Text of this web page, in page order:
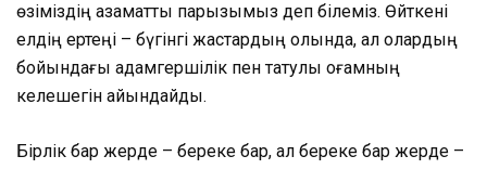
өзіміздің азаматтық парызымыз деп білеміз. Өйткені
елдің ертеңі – бүгінгі жастардың қолында, ал олардың
бойындағы адамгершілік пен татулық қоғамның
келешегін айқындайды.
Бірлік бар жерде – береке бар, ал береке бар жерде –